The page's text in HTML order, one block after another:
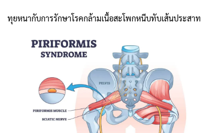
ทุยหนากับการรักษาโรคกล้ามเนื้อสะโพกหนีบทับเส้นประสาท